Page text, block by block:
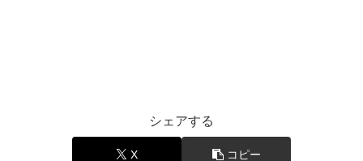
シェアする
X コピー